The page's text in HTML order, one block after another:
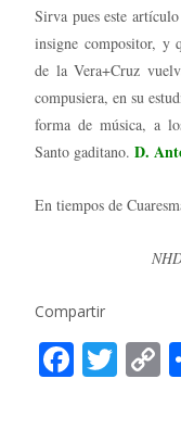
Sirva pues este
insigne compositor, y
de la Vera+Cruz
compusiera, en su
forma de música, a
Santo gaditano. D.
En tiempos de
Compartir
F T C